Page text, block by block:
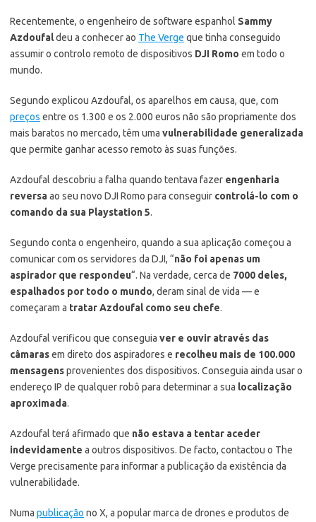
Recentemente, o engenheiro de software espanhol Sammy
Azdoufaldeu a conhecer ao The Verge que tinha conseguido
assumir o controlo remoto de dispositivos DJI Romo em todo o
mundo.
Segundo explicou Azdoufal, os aparelhos em causa, que, com
preços entre os 1.300 e os 2.000 euros não são propriamente dos
mais baratos no mercado, têm uma vulnerabilidade generalizada
que permite ganhar acesso remoto às suas funções.
Azdoufal descobriu a falha quando tentava fazer engenharia
reversaao seu novo DJI Romo para conseguir controlá-lo com o
comando da sua Playstation 5.
Segundo conta o engenheiro, quando a sua aplicação começou a
comunicar com os servidores da DJI, “não foi apenas um
aspirador que respondeu“. Na verdade, cerca de 7000 deles,
espalhados por todo o mundo, deram sinal de vida — e
começaram a tratar Azdoufal como seu chefe.
Azdoufal verificou que conseguia ver e ouvir através das
câmarasem direto dos aspiradores e recolheu mais de 100.000
mensagensprovenientes dos dispositivos. Conseguia ainda usar o
endereço IP de qualquer robô para determinar a sua localização
aproximada.
Azdoufal terá afirmado que não estava a tentar aceder
indevidamente a outros dispositivos. De facto, contactou o The
Verge precisamente para informar a publicação da existência da
vulnerabilidade.
Numa publicação no X, a popular marca de drones e produtos de